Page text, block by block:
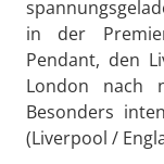
in der
Pendant, den
London nach
Besonders
(Liverpool /